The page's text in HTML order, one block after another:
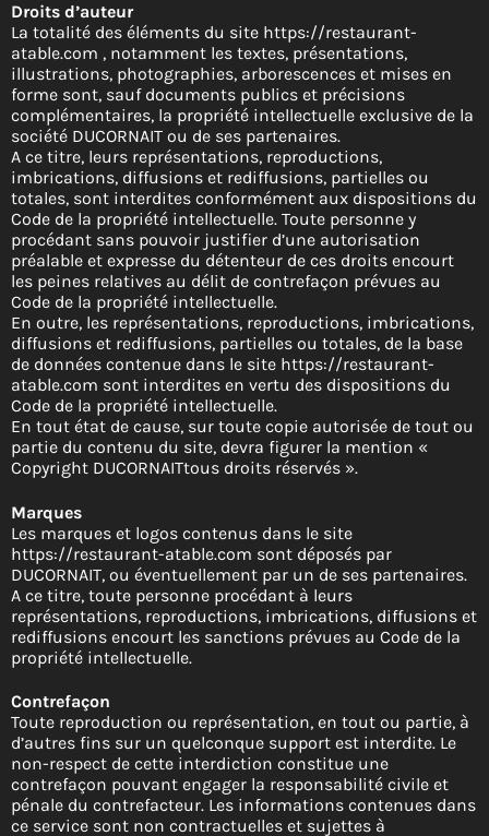
Droits d’auteur
La totalité des éléments du site https://restaurant-
atable.com , notamment les textes, présentations,
illustrations, photographies, arborescences et mises en
forme sont, sauf documents publics et précisions
complémentaires, la propriété intellectuelle exclusive de la
société DUCORNAIT ou de ses partenaires.
A ce titre, leurs représentations, reproductions,
imbrications, diffusions et rediffusions, partielles ou
totales, sont interdites conformément aux dispositions du
Code de la propriété intellectuelle. Toute personne y
procédant sans pouvoir justifier d’une autorisation
préalable et expresse du détenteur de ces droits encourt
les peines relatives au délit de contrefaçon prévues au
Code de la propriété intellectuelle.
En outre, les représentations, reproductions, imbrications,
diffusions et rediffusions, partielles ou totales, de la base
de données contenue dans le site https://restaurant-
atable.com sont interdites en vertu des dispositions du
Code de la propriété intellectuelle.
En tout état de cause, sur toute copie autorisée de tout ou
partie du contenu du site, devra figurer la mention «
Copyright DUCORNAITtous droits réservés ».
Marques
Les marques et logos contenus dans le site
https://restaurant-atable.com sont déposés par
DUCORNAIT, ou éventuellement par un de ses partenaires.
A ce titre, toute personne procédant à leurs
représentations, reproductions, imbrications, diffusions et
rediffusions encourt les sanctions prévues au Code de la
propriété intellectuelle.
Contrefaçon
Toute reproduction ou représentation, en tout ou partie, à
d’autres fins sur un quelconque support est interdite. Le
non-respect de cette interdiction constitue une
contrefaçon pouvant engager la responsabilité civile et
pénale du contrefacteur. Les informations contenues dans
ce service sont non contractuelles et sujettes à